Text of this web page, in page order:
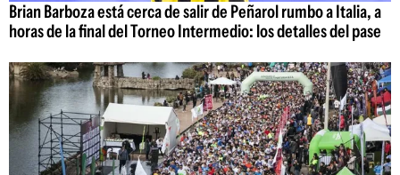
Brian Barboza está cerca de salir de Peñarol rumbo a Italia, a
horas de la final del Torneo Intermedio: los detalles del pase